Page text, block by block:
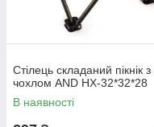
Стілець складаний пікнік з
чохлом AND HX-32*32*28
В наявності